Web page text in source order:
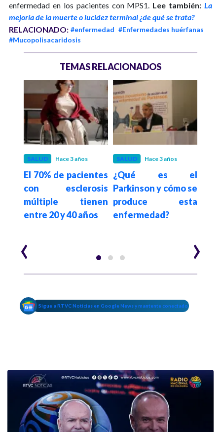
enfermedad en los pacientes con MPS1. Lee también: La
mejoría de la muerte o lucidez terminal ¿de qué se trata?
RELACIONADO: #enfermedad #Enfermedades huérfanas
#Mucopolisacaridosis
TEMAS RELACIONADOS
SALUD Hace 3 años
El 70% de pacientes
con esclerosis
múltiple tienen
entre 20 y 40 años
SALUD Hace 3 años
¿Qué es el
Parkinson y cómo se
produce esta
enfermedad?
‹ ›
Sigue a RTVC Noticias en Google News y mantente conectado